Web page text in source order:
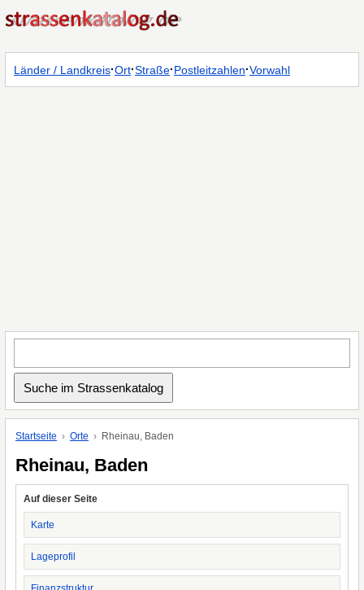
Länder / Landkreis·Ort·Straße·Postleitzahlen·Vorwahl
Startseite Orte Rheinau, Baden
Rheinau, Baden
Auf dieser Seite
Karte
Lageprofil